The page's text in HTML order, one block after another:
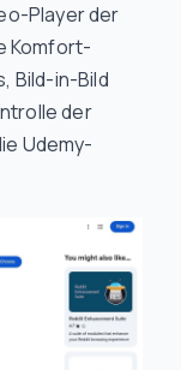
Player der
Komfort-
Bild-in-Bild
der
Udemy-